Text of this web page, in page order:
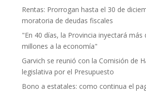
Rentas: Prorrogan hasta el 30 de
moratoria de deudas fiscales
"En 40 días, la Provincia inyectará más
millones a la economía"
Garvich se reunió con la Comisión de
legislativa por el Presupuesto
Bono a estatales: como continua el